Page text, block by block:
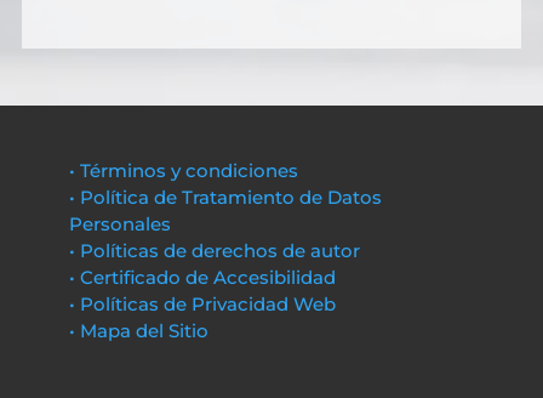
• Términos y condiciones
• Política de Tratamiento de Datos
Personales
• Políticas de derechos de autor
• Certificado de Accesibilidad
• Políticas de Privacidad Web
• Mapa del Sitio